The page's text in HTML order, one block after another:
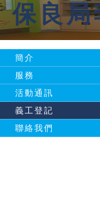
保良
簡介
服務
活動通訊
義工登記
聯絡我們